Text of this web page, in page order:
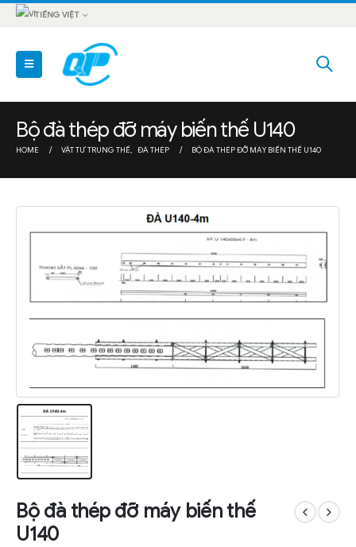
TIẾNG VIỆT
Bộ đà thép đỡ máy biến thế U140
HOME VẬT TƯ TRUNG THẾ, ĐÀ THÉP BỘ ĐÀ THÉP ĐỠ MÁY BIẾN THẾ U140
Bộ đà thép đỡ máy biến thế
U140